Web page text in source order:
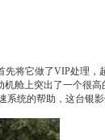
先将它做了VIP处理，
机舱上突出了一个很
系统的帮助，这台银